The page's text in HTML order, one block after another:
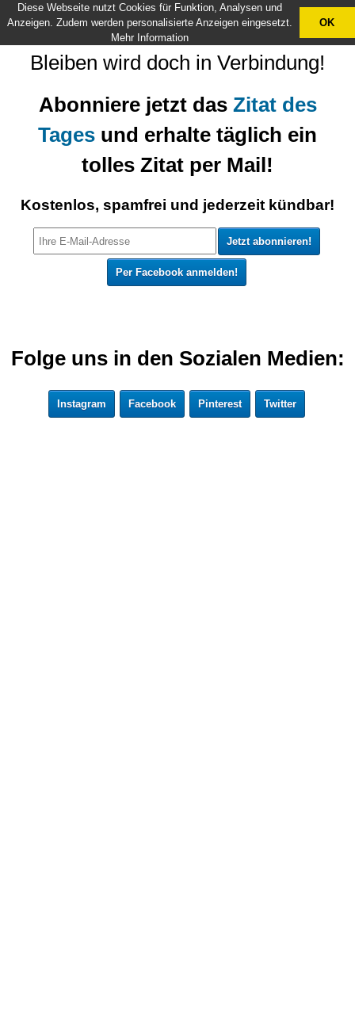
Bleiben wird doch in Verbindung!
Abonniere jetzt das Zitat des
Tages und erhalte täglich ein
tolles Zitat per Mail!
Kostenlos, spamfrei und jederzeit kündbar!
Per Facebook anmelden!
Folge uns in den Sozialen Medien:
Instagram Facebook Pinterest Twitter
X
Diese Webseite nutzt Cookies für Funktion, Analysen und
Anzeigen. Zudem werden personalisierte Anzeigen eingesetzt.
Mehr Information
OK